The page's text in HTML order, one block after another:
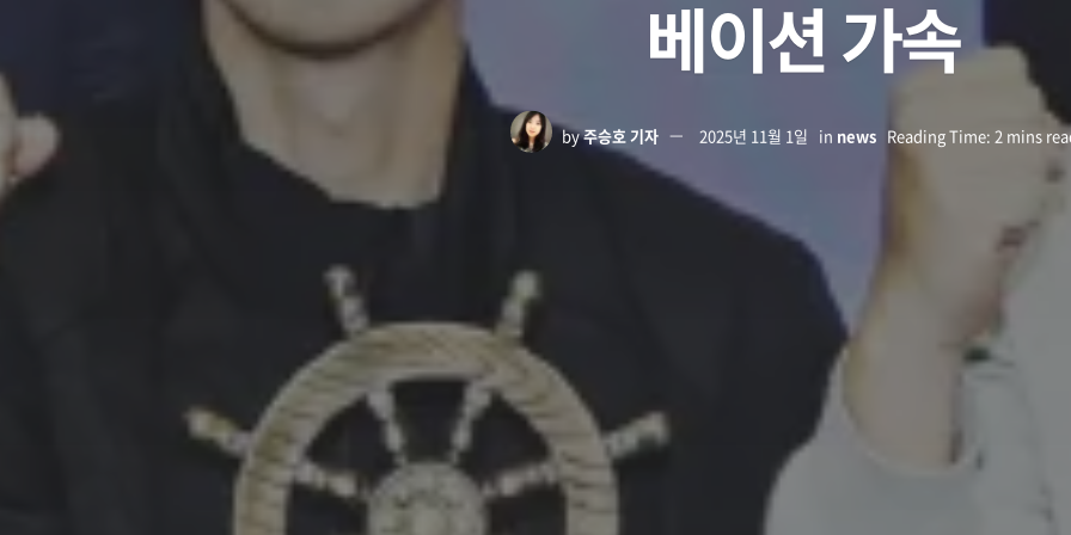
베이션 가속
by주승호 기자 2025년 11월 1일 in news Reading Time: 2 mins